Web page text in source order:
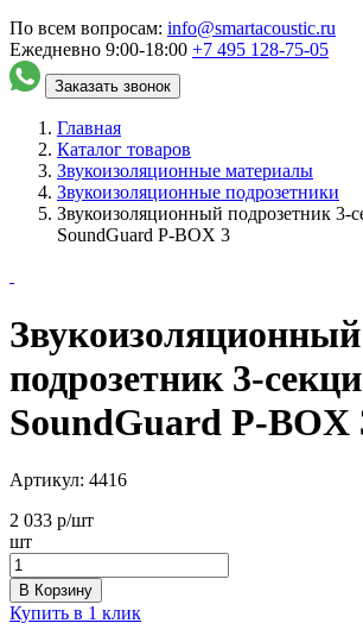
По всем вопросам: info@smartacoustic.ru
Ежедневно 9:00-18:00 +7 495 128-75-05
Заказать звонок
Главная
Каталог товаров
Звукоизоляционные материалы
Звукоизоляционные подрозетники
Звукоизоляционный подрозетник 3-
SoundGuard P-BOX 3
Звукоизоляционный
подрозетник 3-
SoundGuard P-BOX
Артикул: 4416
2 033 р/шт
шт
В Корзину
Купить в 1 клик